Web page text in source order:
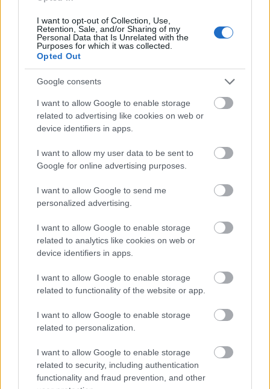
I want to opt-out of Collection, Use,
Retention, Sale, and/or Sharing of my
Personal Data that Is Unrelated with the
Purposes for which it was collected.
Opted Out
Google consents
I want to allow Google to enable storage
related to advertising like cookies on web or
device identifiers in apps.
I want to allow my user data to be sent to
Google for online advertising purposes.
I want to allow Google to send me
personalized advertising.
I want to allow Google to enable storage
related to analytics like cookies on web or
device identifiers in apps.
I want to allow Google to enable storage
related to functionality of the website or app.
I want to allow Google to enable storage
related to personalization.
I want to allow Google to enable storage
related to security, including authentication
functionality and fraud prevention, and other
Τα παιδιά κάτω των 12 ετών εξαιρούνται όταν
ταξιδεύουν με ενήλικα
Όλες οι αεροπορικές αφίξεις,
συμπεριλαμβανομένων των παιδιών, πρέπει
επίσης να προσκομίζουν κωδικό QR, ο οποίος